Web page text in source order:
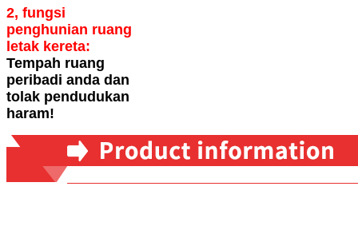
2, fungsi
penghunian ruang
letak kereta:
Tempah ruang
peribadi anda dan
tolak pendudukan
haram!